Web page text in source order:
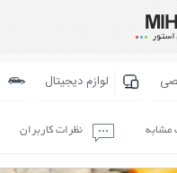
لوازم دیجیتال
مشابه نظرات کاربران